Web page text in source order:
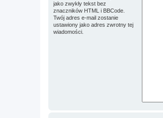
jako zwykły tekst bez
znaczników HTML i BBCode.
Twój adres e-mail zostanie
ustawiony jako adres zwrotny tej
wiadomości.